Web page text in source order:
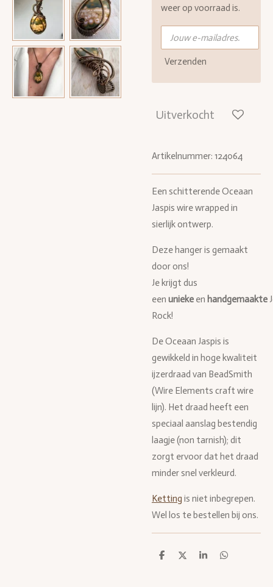
weer op voorraad is.
Verzenden
Uitverkocht
Artikelnummer: 124064
Een schitterende Oceaan
Jaspis wire wrapped in
sierlijk ontwerp.
Deze hanger is gemaakt
door ons!
Je krijgt dus
een unieke en handgemaakte
Rock!
De Oceaan Jaspis is
gewikkeld in hoge kwaliteit
ijzerdraad van BeadSmith
(Wire Elements craft wire
lijn). Het draad heeft een
speciaal aanslag bestendig
laagje (non tarnish); dit
zorgt ervoor dat het draad
minder snel verkleurd.
Ketting is niet inbegrepen.
Wel los te bestellen bij ons.
D
D
S
D